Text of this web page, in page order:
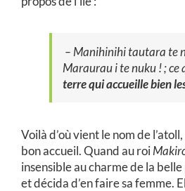
– Manihinihi tautara te
Maraurau i te nuku! ; ce
terre qui accueille bien
Voilà d’où vient le nom de l’atoll,
bon accueil. Quand au roi
insensible au charme de la
et décida d’en faire sa femme.